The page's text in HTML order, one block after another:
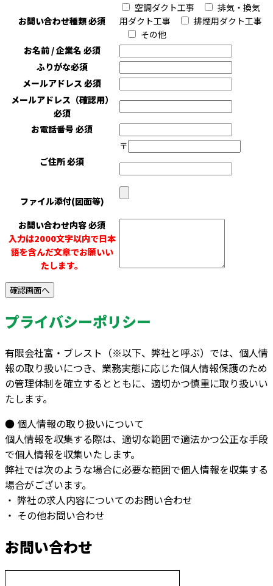
お問い合わせ種類必須
空調ダクト工事
排気・換気
用ダクト工事
排煙用ダクト工事
その他
お名前 / 企業名 必須
ふりがな必須
メールアドレス 必須
メールアドレス（確認用）
必須
お電話番号 必須
ご住所必須
〒
ファイル添付(図面等)
お問い合わせ内容必須
入力は2000文字以内で日本
語を含んだ文章でお願いい
たします。
プライバシーポリシー
有限会社富・ブレスト（※以下、弊社と呼ぶ）では、個人情
報の取り扱いにつき、業務実態に応じた個人情報保護のため
の管理体制を確立するとともに、適切かつ慎重に取り扱いい
たします。
● 個人情報の取り扱いについて
個人情報を収集する際は、適切な範囲で適法かつ公正な手段
で個人情報を収集いたします。
弊社では次のような場合に必要な範囲で個人情報を収集する
場合がございます。
・ 弊社の求人内容についてのお問い合わせ
・ その他お問い合わせ
お問い合わせ